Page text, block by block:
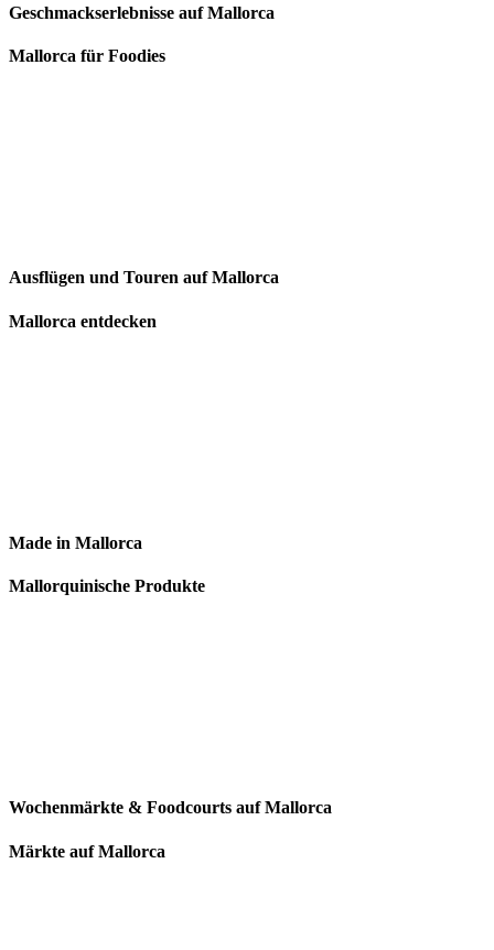
Geschmackserlebnisse auf Mallorca
Mallorca für Foodies
Ausflügen und Touren auf Mallorca
Mallorca entdecken
Made in Mallorca
Mallorquinische Produkte
Wochenmärkte & Foodcourts auf Mallorca
Märkte auf Mallorca